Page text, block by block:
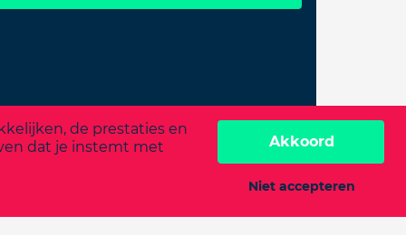
de prestaties en
dat je instemt met
Akkoord
Niet accepteren